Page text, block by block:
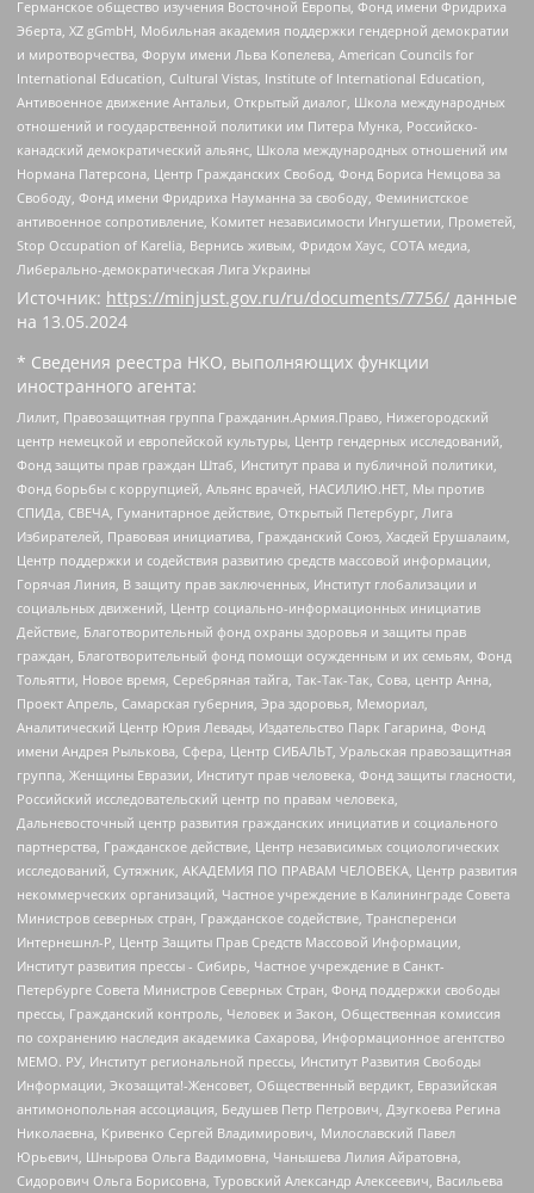
Германское общество изучения Восточной Европы, Фонд имени Фридриха
Эберта, XZ gGmbH, Мобильная академия поддержки гендерной демократии
и миротворчества, Форум имени Льва Копелева, American Councils for
International Education, Cultural Vistas, Institute of International Education,
Антивоенное движение Антальи, Открытый диалог, Школа международных
отношений и государственной политики им Питера Мунка, Российско-
канадский демократический альянс, Школа международных отношений им
Нормана Патерсона, Центр Гражданских Свобод, Фонд Бориса Немцова за
Свободу, Фонд имени Фридриха Науманна за свободу, Феминистское
антивоенное сопротивление, Комитет независимости Ингушетии, Прометей,
Stop Occupation of Karelia, Вернись живым, Фридом Хаус, СОТА медиа,
Либерально-демократическая Лига Украины
Источник: https://minjust.gov.ru/ru/documents/7756/ данные
на 13.05.2024
* Сведения реестра НКО, выполняющих функции
иностранного агента:
Лилит, Правозащитная группа Гражданин.Армия.Право, Нижегородский
центр немецкой и европейской культуры, Центр гендерных исследований,
Фонд защиты прав граждан Штаб, Институт права и публичной политики,
Фонд борьбы с коррупцией, Альянс врачей, НАСИЛИЮ.НЕТ, Мы против
СПИДа, СВЕЧА, Гуманитарное действие, Открытый Петербург, Лига
Избирателей, Правовая инициатива, Гражданский Союз, Хасдей Ерушалаим,
Центр поддержки и содействия развитию средств массовой информации,
Горячая Линия, В защиту прав заключенных, Институт глобализации и
социальных движений, Центр социально-информационных инициатив
Действие, Благотворительный фонд охраны здоровья и защиты прав
граждан, Благотворительный фонд помощи осужденным и их семьям, Фонд
Тольятти, Новое время, Серебряная тайга, Так-Так-Так, Сова, центр Анна,
Проект Апрель, Самарская губерния, Эра здоровья, Мемориал,
Аналитический Центр Юрия Левады, Издательство Парк Гагарина, Фонд
имени Андрея Рылькова, Сфера, Центр СИБАЛЬТ, Уральская правозащитная
группа, Женщины Евразии, Институт прав человека, Фонд защиты гласности,
Российский исследовательский центр по правам человека,
Дальневосточный центр развития гражданских инициатив и социального
партнерства, Гражданское действие, Центр независимых социологических
исследований, Сутяжник, АКАДЕМИЯ ПО ПРАВАМ ЧЕЛОВЕКА, Центр развития
некоммерческих организаций, Частное учреждение в Калининграде Совета
Министров северных стран, Гражданское содействие, Трансперенси
Интернешнл-Р, Центр Защиты Прав Средств Массовой Информации,
Институт развития прессы - Сибирь, Частное учреждение в Санкт-
Петербурге Совета Министров Северных Стран, Фонд поддержки свободы
прессы, Гражданский контроль, Человек и Закон, Общественная комиссия
по сохранению наследия академика Сахарова, Информационное агентство
МЕМО. РУ, Институт региональной прессы, Институт Развития Свободы
Информации, Экозащита!-Женсовет, Общественный вердикт, Евразийская
антимонопольная ассоциация, Бедушев Петр Петрович, Дзугкоева Регина
Николаевна, Кривенко Сергей Владимирович, Милославский Павел
Юрьевич, Шнырова Ольга Вадимовна, Чанышева Лилия Айратовна,
Сидорович Ольга Борисовна, Туровский Александр Алексеевич, Васильева